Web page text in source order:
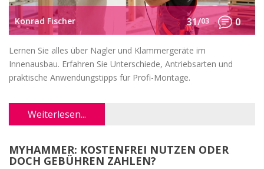
Konrad Fischer 31/03 0
Lernen Sie alles über Nagler und Klammergeräte im
Innenausbau. Erfahren Sie Unterschiede, Antriebsarten und
praktische Anwendungstipps für Profi-Montage.
Weiterlesen...
MYHAMMER: KOSTENFREI NUTZEN ODER
DOCH GEBÜHREN ZAHLEN?